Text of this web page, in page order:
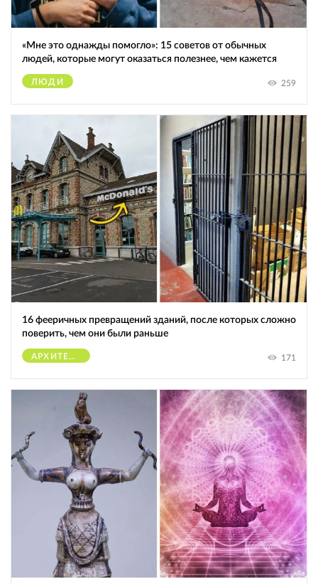
«Мне это однажды помогло»: 15 советов от обычных
людей, которые могут оказаться полезнее, чем кажется
ЛЮДИ 259
16 фееричных превращений зданий, после которых сложно
поверить, чем они были раньше
АРХИТЕКТУРА 171